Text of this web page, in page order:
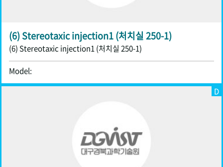
(6) Stereotaxic injection1 (처치실 250-1)
(6) Stereotaxic injection1 (처치실 250-1)
Model:
D